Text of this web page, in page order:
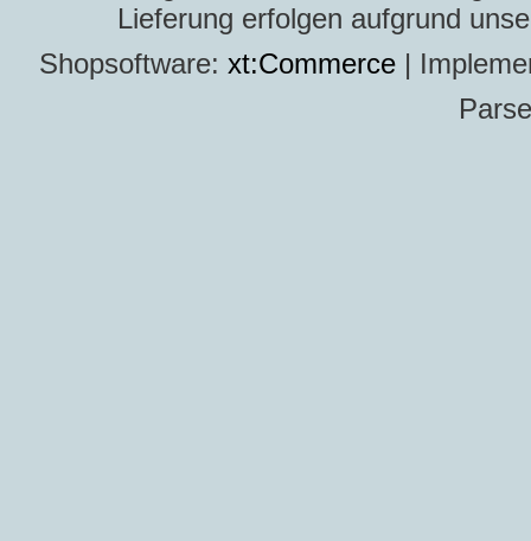
Lieferung erfolgen aufgrund
Shopsoftware: xt:Commerce |